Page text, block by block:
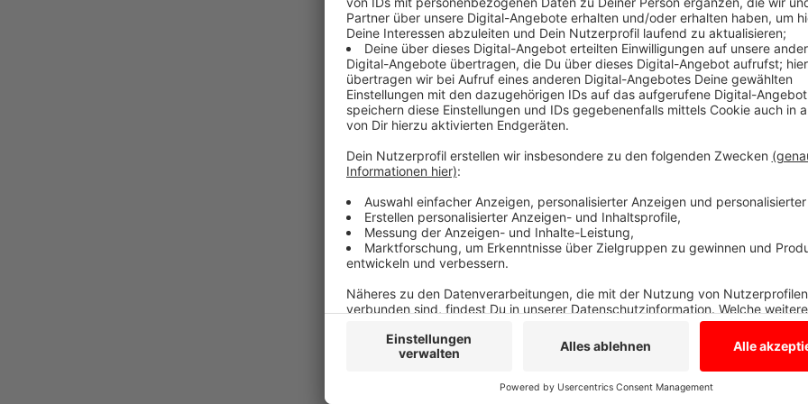
Damit die Jugendlichen in und um Stadtlohn
haben, nehmen Eva Vehring und ihre Kollegin
"Quarantäne Quatsch" heißt der und den könnt Ihr hier
Anzeige
"Ist wie beim Kaffeklatsch"
Anzeige